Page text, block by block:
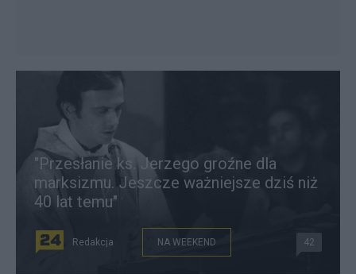
"Przesłanie ks. Jerzego groźne dla
marksizmu. Jeszcze ważniejsze dziś niż
40 lat temu"
Redakcja NA WEEKEND 42